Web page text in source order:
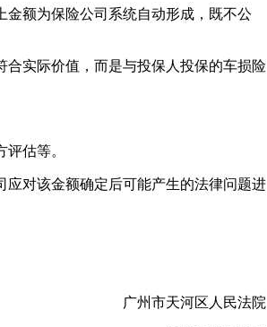
额为保险公司系统自动形成，既不公
实际价值，而是与投保人投保的车损险
估等。
对该金额确定后可能产生的法律问题进
广州市天河区人民法院